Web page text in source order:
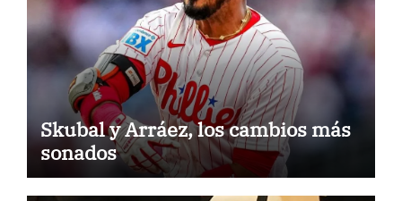
Skubal y Arráez, los cambios más
sonados